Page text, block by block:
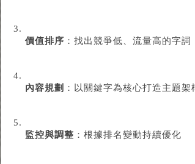
價值排序 ：找出競爭低、流量高的字詞
內容規劃 ：以關鍵字為核心打造主題架
監控與調整 ：根據排名變動持續優化